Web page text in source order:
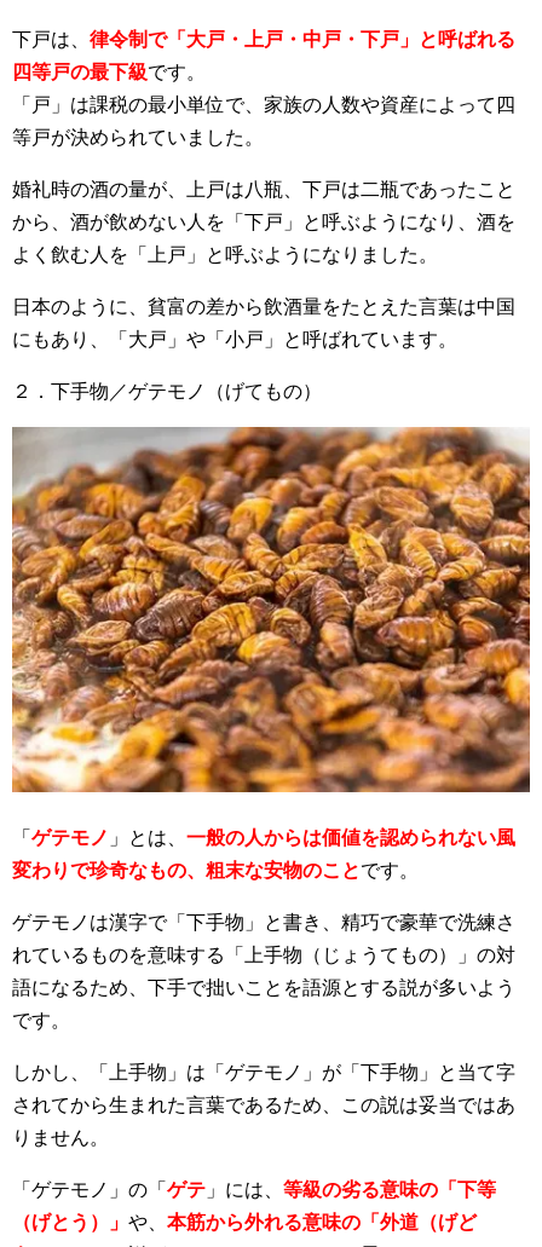
下戸は、 律令制で「大戸・上戸・中戸・下戸」と呼ばれる
四等戸の最下級です。
「戸」は課税の最小単位で、家族の人数や資産によって四
等戸が決められていました。
婚礼時の酒の量が、上戸は八瓶、下戸は二瓶であったこと
から、酒が飲めない人を「下戸」と呼ぶようになり、酒を
よく飲む人を「上戸」と呼ぶようになりました。
日本のように、貧富の差から飲酒量をたとえた言葉は中国
にもあり、「大戸」や「小戸」と呼ばれています。
２．下手物／ゲテモノ（げてもの）
「 ゲテモノ 」とは、 一般の人からは価値を認められない風
変わりで珍奇なもの、粗末な安物のことです。
ゲテモノは漢字で「下手物」と書き、精巧で豪華で洗練さ
れているものを意味する「上手物（じょうてもの）」の対
語になるため、下手で拙いことを語源とする説が多いよう
です。
しかし、「上手物」は「ゲテモノ」が「下手物」と当て字
されてから生まれた言葉であるため、この説は妥当ではあ
りません。
「ゲテモノ」の「 ゲテ 」には、 等級の劣る意味の「下等
（げとう）」 や、 本筋から外れる意味の「外道（げど